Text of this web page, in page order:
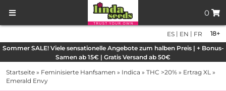
0
18+
ES | EN | FR
Sommer SALE! Viele sensationelle Angebote zum halben Preis | + Bonus-
Samen ab 15€ | Gratis Versand ab 50€
Startseite » Feminisierte Hanfsamen » Indica » THC >20% » Ertrag XL »
Emerald Envy